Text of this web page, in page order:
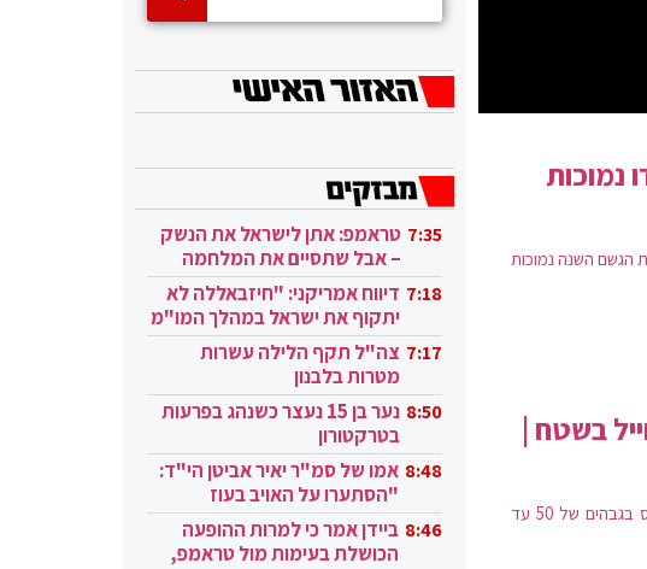
נמוכות
הגשם השנה נמוכות
בשטח |
התעשייה האווירית חשפה היום לראשונה טיל אלקטרואופטי, היכול לטוס בגבהים של 50 עד
7:35 טראמפ: אתן לישראל את הנשק
– אבל שתסיים את המלחמה
בעזה 7:18 דיווח אמריקני: "חיזבאללה לא
יתקוף את ישראל במהלך המו"מ
בקטאר" 7:17 צה"ל תקף הלילה עשרות
מטרות בלבנון
8:50
נער בן 15 נעצר כשנהג בפרעות
בטרקטורון
8:48 אמו של סמ"ר יאיר אביטן הי"ד:
"הסתערו על האויב בעוז
ובגבורה" 8:46 ביידן אמר כי למרות ההופעה
הכושלת בעימות מול טראמפ,